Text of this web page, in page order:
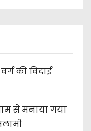
की विदाई
से मनाया गया